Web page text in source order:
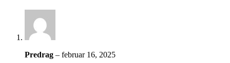
Predrag – februar 16, 2025